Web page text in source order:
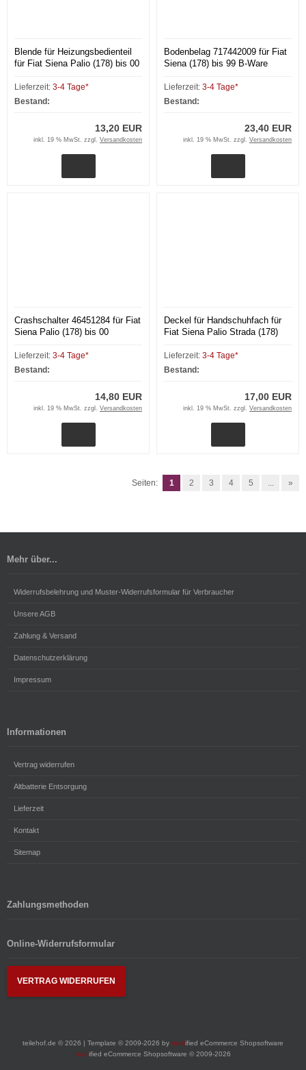
Blende für Heizungsbedienteil
für Fiat Siena Palio (178) bis 00
Lieferzeit: 3-4 Tage*
Bestand:
13,20 EUR
inkl. 19 % MwSt. zzgl. Versandkosten
Bodenbelag 717442009 für Fiat
Siena (178) bis 99 B-Ware
Lieferzeit: 3-4 Tage*
Bestand:
23,40 EUR
inkl. 19 % MwSt. zzgl. Versandkosten
Crashschalter 46451284 für Fiat
Siena Palio (178) bis 00
Lieferzeit: 3-4 Tage*
Bestand:
14,80 EUR
inkl. 19 % MwSt. zzgl. Versandkosten
Deckel für Handschuhfach für
Fiat Siena Palio Strada (178)
Lieferzeit: 3-4 Tage*
Bestand:
17,00 EUR
inkl. 19 % MwSt. zzgl. Versandkosten
Seiten: 1 2 3 4 5 »
Mehr über...
Widerrufsbelehrung und Muster-Widerrufsformular für Verbraucher
Unsere AGB
Zahlung & Versand
Datenschutzerklärung
Impressum
Informationen
Vertrag widerrufen
Altbatterie Entsorgung
Lieferzeit
Kontakt
Sitemap
Zahlungsmethoden
Online-Widerrufsformular
VERTRAG WIDERRUFEN
teilehof.de © 2026 | Template © 2009-2026 by modified eCommerce Shopsoftware
modified eCommerce Shopsoftware © 2009-2026